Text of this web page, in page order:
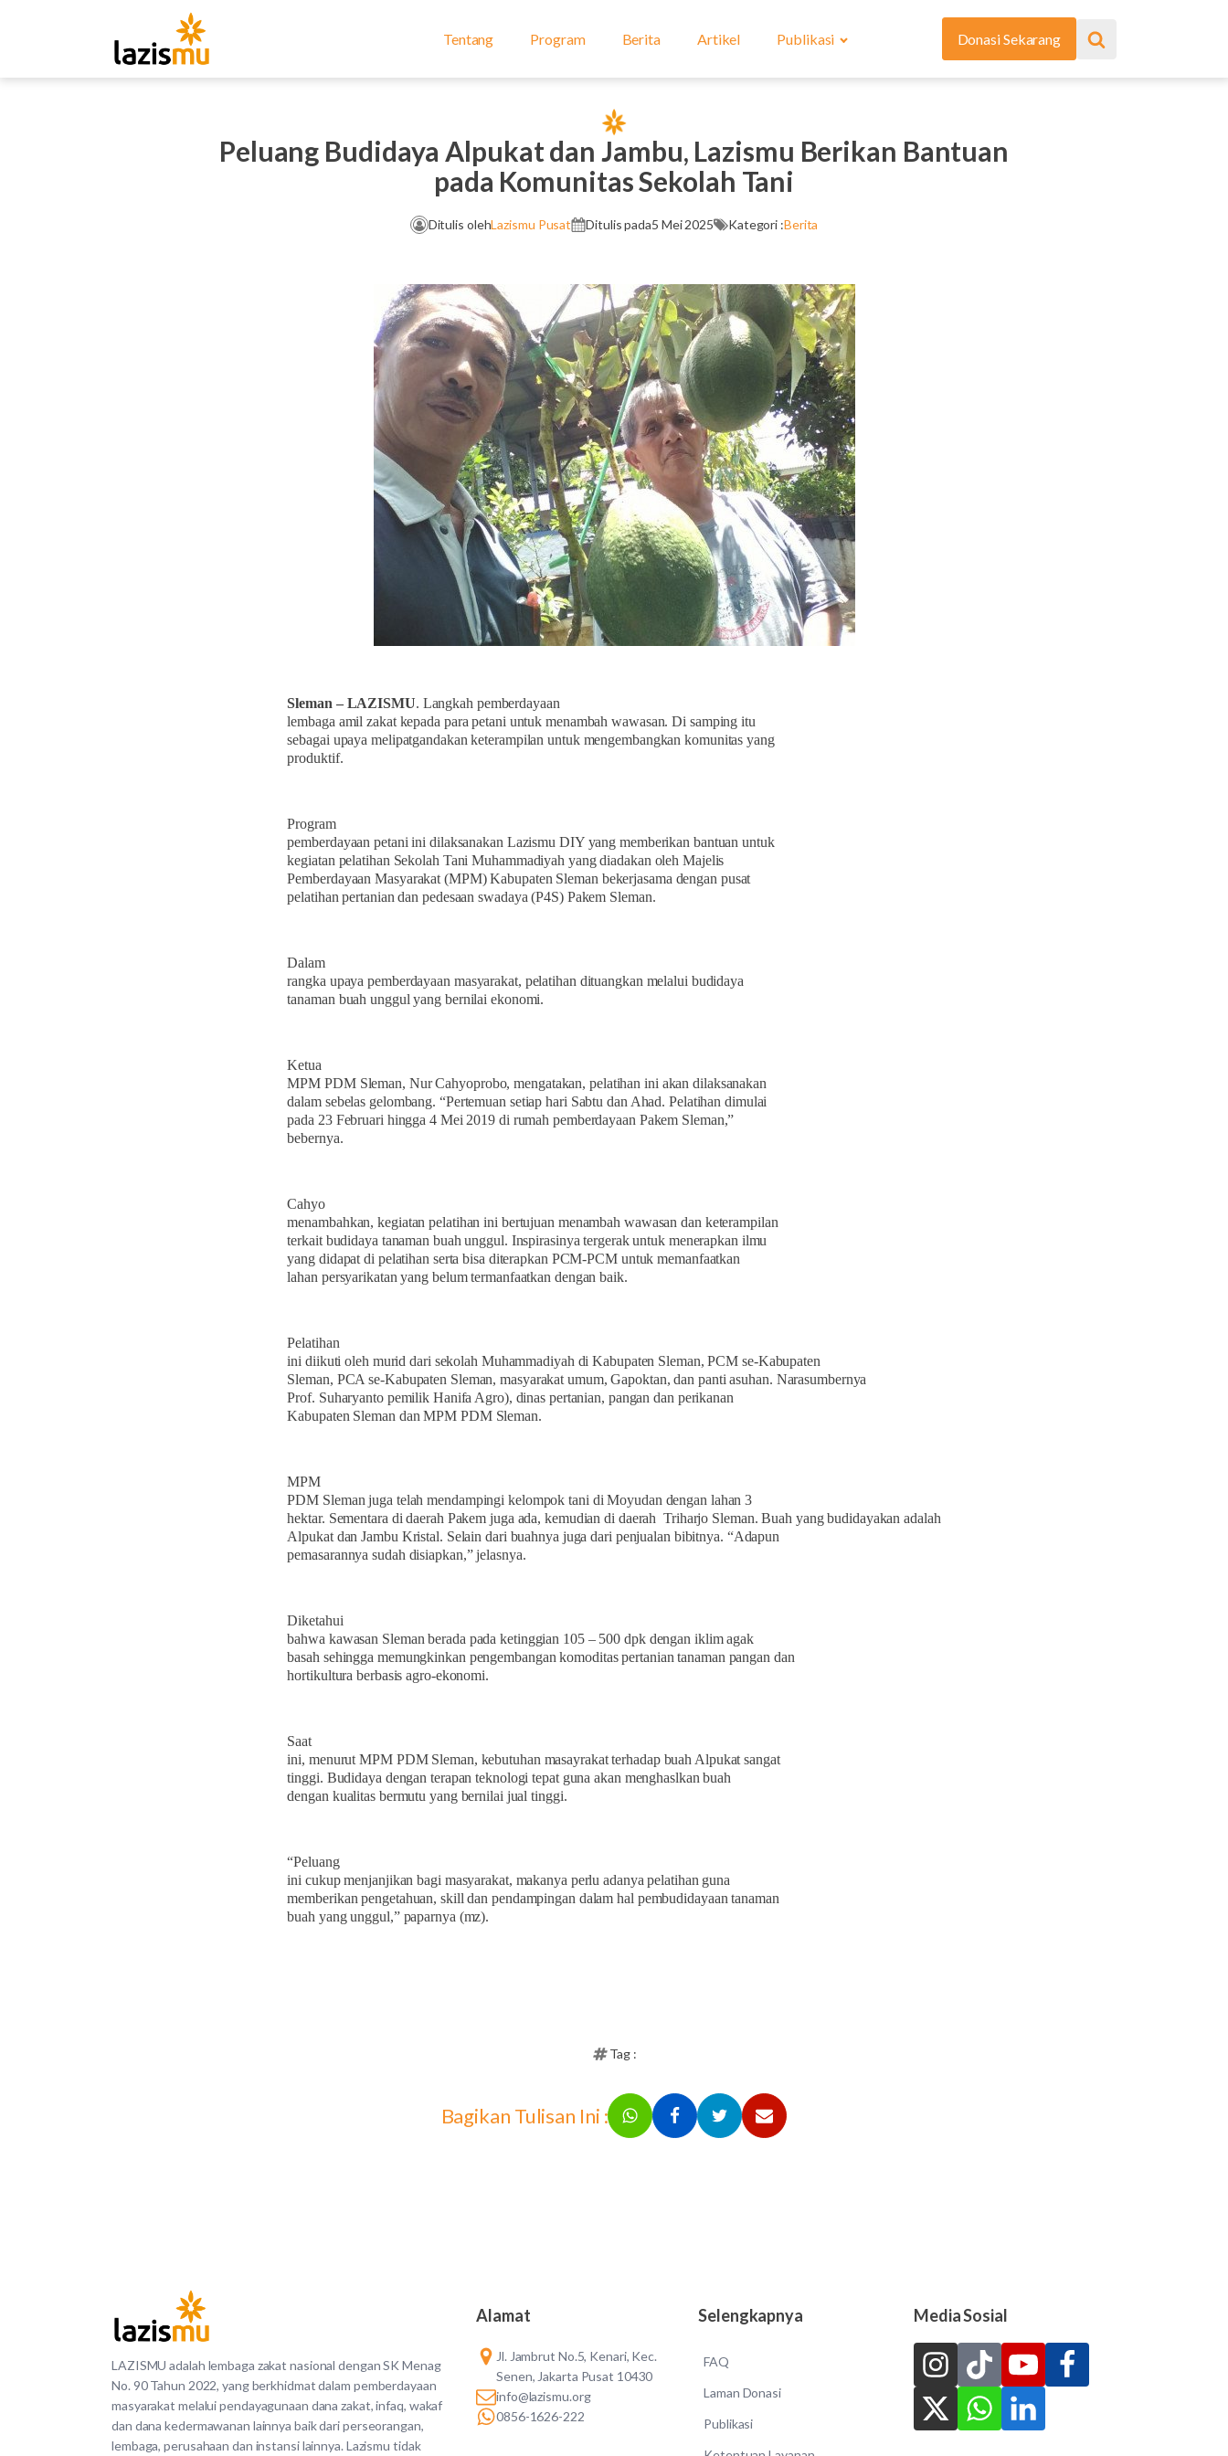
Tentang Program Berita Artikel Publikasi Donasi Sekarang
Peluang Budidaya Alpukat dan Jambu, Lazismu Berikan Bantuan
pada Komunitas Sekolah Tani
Ditulis olehLazismu Pusat Ditulis pada5 Mei 2025 Kategori :Berita
Sleman – LAZISMU. Langkah pemberdayaan
lembaga amil zakat kepada para petani untuk menambah wawasan. Di samping itu
sebagai upaya melipatgandakan keterampilan untuk mengembangkan komunitas yang
produktif.
Program
pemberdayaan petani ini dilaksanakan Lazismu DIY yang memberikan bantuan untuk
kegiatan pelatihan Sekolah Tani Muhammadiyah yang diadakan oleh Majelis
Pemberdayaan Masyarakat (MPM) Kabupaten Sleman bekerjasama dengan pusat
pelatihan pertanian dan pedesaan swadaya (P4S) Pakem Sleman.
Dalam
rangka upaya pemberdayaan masyarakat, pelatihan dituangkan melalui budidaya
tanaman buah unggul yang bernilai ekonomi.
Ketua
MPM PDM Sleman, Nur Cahyoprobo, mengatakan, pelatihan ini akan dilaksanakan
dalam sebelas gelombang. “Pertemuan setiap hari Sabtu dan Ahad. Pelatihan dimulai
pada 23 Februari hingga 4 Mei 2019 di rumah pemberdayaan Pakem Sleman,”
bebernya.
Cahyo
menambahkan, kegiatan pelatihan ini bertujuan menambah wawasan dan keterampilan
terkait budidaya tanaman buah unggul. Inspirasinya tergerak untuk menerapkan ilmu
yang didapat di pelatihan serta bisa diterapkan PCM-PCM untuk memanfaatkan
lahan persyarikatan yang belum termanfaatkan dengan baik.
Pelatihan
ini diikuti oleh murid dari sekolah Muhammadiyah di Kabupaten Sleman, PCM se-Kabupaten
Sleman, PCA se-Kabupaten Sleman, masyarakat umum, Gapoktan, dan panti asuhan. Narasumbernya
Prof. Suharyanto pemilik Hanifa Agro), dinas pertanian, pangan dan perikanan
Kabupaten Sleman dan MPM PDM Sleman.
MPM
PDM Sleman juga telah mendampingi kelompok tani di Moyudan dengan lahan 3
hektar. Sementara di daerah Pakem juga ada, kemudian di daerah Triharjo Sleman. Buah yang budidayakan adalah
Alpukat dan Jambu Kristal. Selain dari buahnya juga dari penjualan bibitnya. “Adapun
pemasarannya sudah disiapkan,” jelasnya.
Diketahui
bahwa kawasan Sleman berada pada ketinggian 105 – 500 dpk dengan iklim agak
basah sehingga memungkinkan pengembangan komoditas pertanian tanaman pangan dan
hortikultura berbasis agro-ekonomi.
Saat
ini, menurut MPM PDM Sleman, kebutuhan masayrakat terhadap buah Alpukat sangat
tinggi. Budidaya dengan terapan teknologi tepat guna akan menghaslkan buah
dengan kualitas bermutu yang bernilai jual tinggi.
“Peluang
ini cukup menjanjikan bagi masyarakat, makanya perlu adanya pelatihan guna
memberikan pengetahuan, skill dan pendampingan dalam hal pembudidayaan tanaman
buah yang unggul,” paparnya (mz).
Tag :
Bagikan Tulisan Ini :
LAZISMU adalah lembaga zakat nasional dengan SK Menag
No. 90 Tahun 2022, yang berkhidmat dalam pemberdayaan
masyarakat melalui pendayagunaan dana zakat, infaq, wakaf
dan dana kedermawanan lainnya baik dari perseorangan,
lembaga, perusahaan dan instansi lainnya. Lazismu tidak
Alamat
Jl. Jambrut No.5, Kenari, Kec.
Senen, Jakarta Pusat 10430
info@lazismu.org
0856-1626-222
Selengkapnya
FAQ
Laman Donasi
Publikasi
Media Sosial